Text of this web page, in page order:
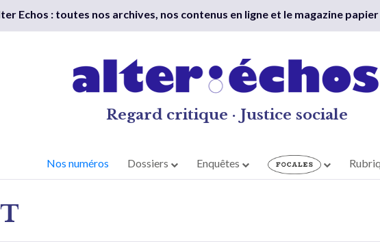
Echos : toutes nos archives, nos contenus en ligne et le magazine papier
Regard critique · Justice sociale
Nos numéros Dossiers Enquêtes